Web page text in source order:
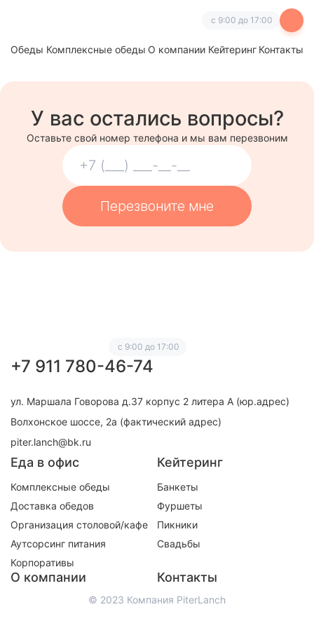
с 9:00 до 17:00
Обеды Комплексные обеды О компании Кейтеринг Контакты
У вас остались вопросы?
Оставьте свой номер телефона и мы вам перезвоним
Перезвоните мне
с 9:00 до 17:00
+7 911 780-46-74
Еда в офис
Комплексные обеды
Доставка обедов
Организация столовой/кафе
Аутсорсинг питания
Корпоративы
Кейтеринг
Банкеты
Фуршеты
Пикники
Свадьбы
О компании Контакты
ул. Маршала Говорова д.37 корпус 2 литера А (юр.адрес)
Волхонское шоссе, 2а (фактический адрес)
piter.lanch@bk.ru
© 2023 Компания PiterLanch